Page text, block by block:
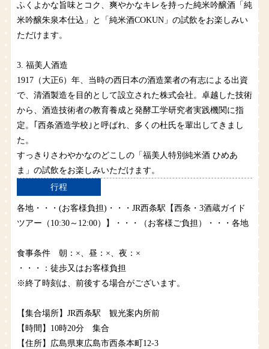
ふくよかな旨味とコク、爽やかなキレを持った純米吟醸酒「純
米吟醸朱泉本仕込」と「純米酒COKUN」の試飲をお楽しみい
ただけます。
3. 福美人酒造
1917（大正6）年、当時の西日本の酒造業者の有志による出資
で、清酒製造を目的として設立された株式会社。卓越した技術
から、酒造技術者の教育養成と発酵工学研究者実践機関に指
定。｢西条酒造学校｣と呼ばれ、多くの杜氏を輩出してきまし
た。
すっきりさわやかなのどこしの「福美人特別純米酒 ひめあ
ま」の試飲をお楽しみいただけます。
行程
各地・・・(お客様負担)・・・JR西条駅【西条・3酒蔵ガイド
ツアー（10:30～12:00）】・・・（お客様ご負担）・・・各地
食事条件 朝：×、昼：×、夜：×
・・・：徒歩又はお客様負担
※終了時刻は、前後する場合がございます。
【集合場所】JR西条駅 観光案内所前
【時間】10時20分 集合
【住所】広島県東広島市西条本町12-3